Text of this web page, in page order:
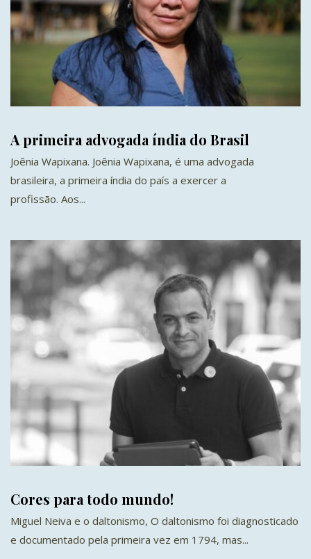
A primeira advogada índia do Brasil
Joênia Wapixana. Joênia Wapixana, é uma advogada
brasileira, a primeira índia do país a exercer a
profissão. Aos...
Cores para todo mundo!
Miguel Neiva e o daltonismo, O daltonismo foi diagnosticado
e documentado pela primeira vez em 1794, mas...